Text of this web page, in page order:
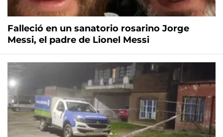
Falleció en un sanatorio rosarino Jorge
Messi, el padre de Lionel Messi